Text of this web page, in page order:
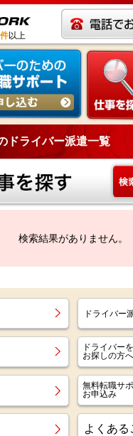
以上
ドライバー派遣一覧
検索結果がありません。
ドライバー
ドライバーを
お探しの方へ
無料転職サ
お申込み
よくある